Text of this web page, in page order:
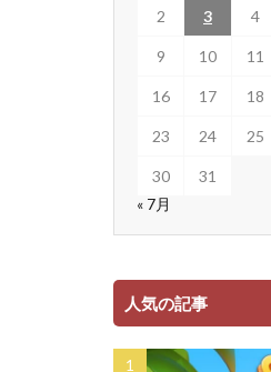
2 3 4
9 10 11
16 17 18
23 24 25
30
31
« 7月
人気の記事